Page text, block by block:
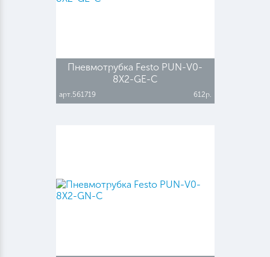
Пневмотрубка Festo PUN-V0-
8X2-GE-C
арт.561719 612р.